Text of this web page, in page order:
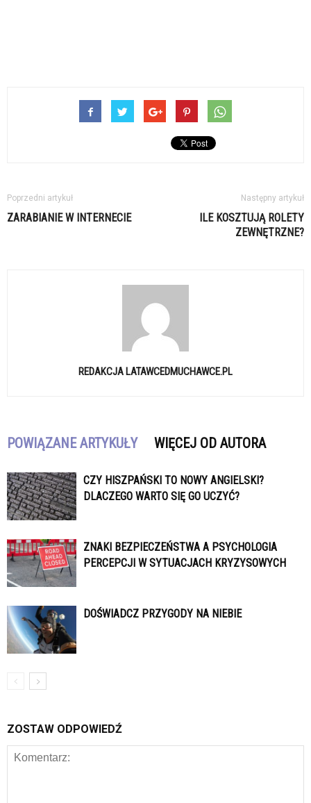
Poprzedni artykuł
ZARABIANIE W INTERNECIE
Następny artykuł
ILE KOSZTUJĄ ROLETY
ZEWNĘTRZNE?
REDAKCJA LATAWCEDMUCHAWCE.PL
POWIĄZANE ARTYKUŁY WIĘCEJ OD AUTORA
CZY HISZPAŃSKI TO NOWY ANGIELSKI?
DLACZEGO WARTO SIĘ GO UCZYĆ?
ZNAKI BEZPIECZEŃSTWA A PSYCHOLOGIA
PERCEPCJI W SYTUACJACH KRYZYSOWYCH
DOŚWIADCZ PRZYGODY NA NIEBIE
ZOSTAW ODPOWIEDŹ